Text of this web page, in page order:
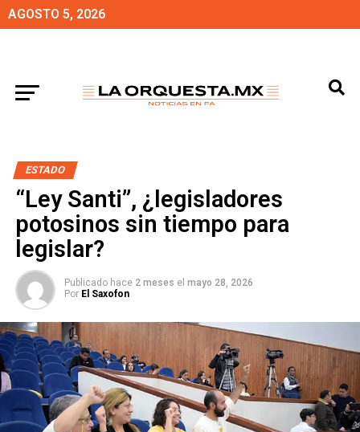
AGOSTO 5, 2026
ESTADO
“Ley Santi”, ¿legisladores
potosinos sin tiempo para
legislar?
Publicado hace 2 meses el mayo 28, 2026
Por El Saxofon